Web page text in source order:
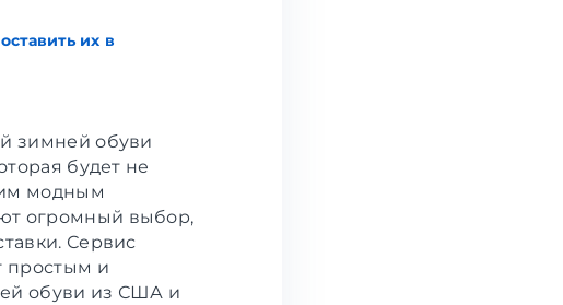
их в
зимней обуви
будет не
модным
огромный выбор,
Сервис
простым и
обуви из США и